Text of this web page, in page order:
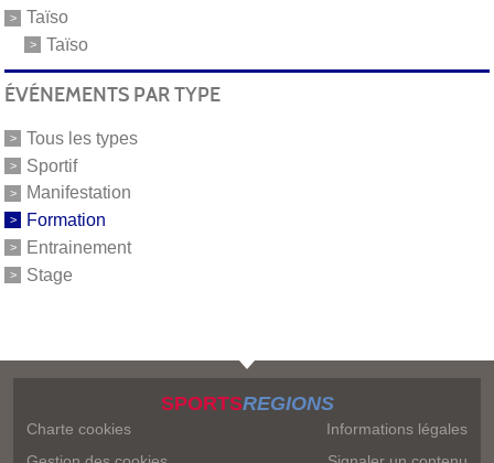
Taïso
Taïso
ÉVÉNEMENTS PAR TYPE
Tous les types
Sportif
Manifestation
Formation
Entrainement
Stage
SPORTSREGIONS
Charte cookies
Informations légales